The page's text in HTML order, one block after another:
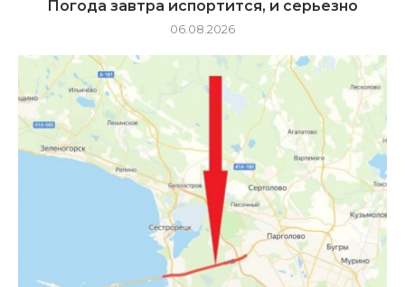
Погода завтра испортится, и серьезно
06.08.2026